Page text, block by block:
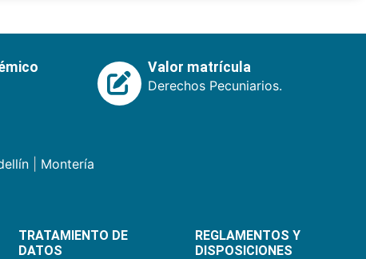
Valor matrícula
Derechos Pecuniarios.
| Montería
TRATAMIENTO DE
DATOS
REGLAMENTOS Y
DISPOSICIONES